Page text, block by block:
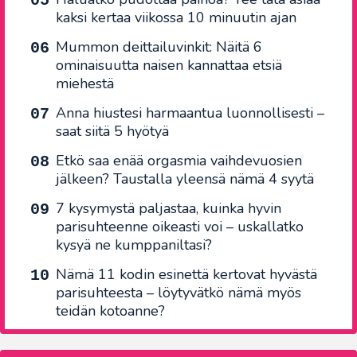
kaksi kertaa viikossa 10 minuutin ajan
Mummon deittailuvinkit: Näitä 6
ominaisuutta naisen kannattaa etsiä
miehestä
Anna hiustesi harmaantua luonnollisesti –
saat siitä 5 hyötyä
Etkö saa enää orgasmia vaihdevuosien
jälkeen? Taustalla yleensä nämä 4 syytä
7 kysymystä paljastaa, kuinka hyvin
parisuhteenne oikeasti voi – uskallatko
kysyä ne kumppaniltasi?
Nämä 11 kodin esinettä kertovat hyvästä
parisuhteesta – löytyvätkö nämä myös
teidän kotoanne?